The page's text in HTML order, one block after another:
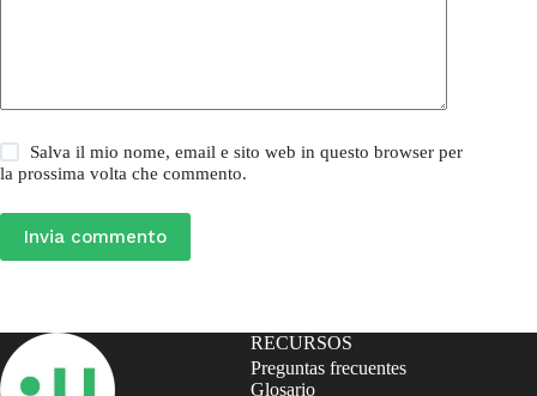
Salva il mio nome, email e sito web in questo browser per
la prossima volta che commento.
Invia commento
RECURSOS
Preguntas frecuentes
Glosario